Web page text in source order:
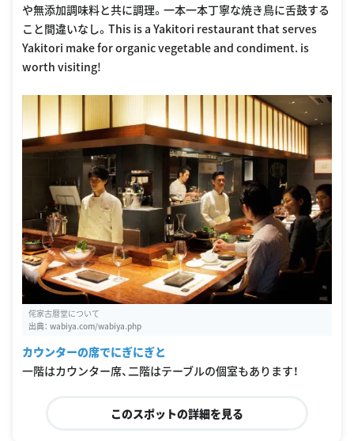
や無添加調味料と共に調理。一本一本丁寧な焼き鳥に舌鼓する
こと間違いなし。This is a Yakitori restaurant that serves
Yakitori make for organic vegetable and condiment. is
worth visiting!
侘家古暦堂について
出典： wabiya.com/wabiya.php
カウンターの席でにぎにぎと
一階はカウンター席、二階はテーブルの個室もあります！
このスポットの詳細を見る